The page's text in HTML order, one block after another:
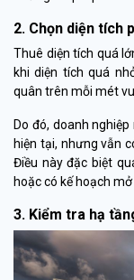
2. Chọn diện tích
Thuê diện tích quá
khi diện tích quá
quân trên mỗi mét
Do đó, doanh
hiện tại, nhưng vẫn
Điều này đặc biệt
hoặc có kế hoạch
3. Kiểm tra hạ